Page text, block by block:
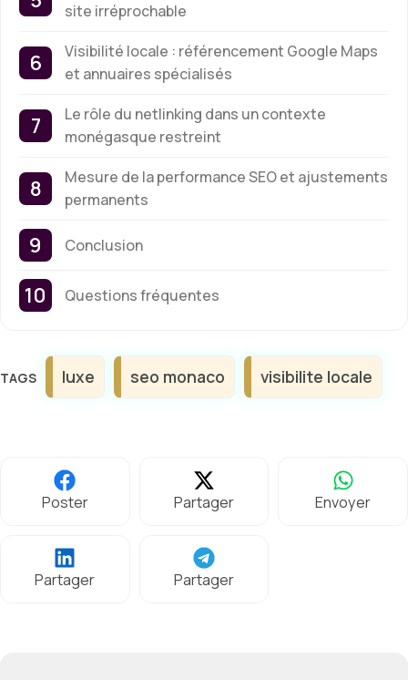
site irréprochable
Visibilité locale : référencement Google Maps
et annuaires spécialisés
Le rôle du netlinking dans un contexte
monégasque restreint
Mesure de la performance SEO et ajustements
permanents
Conclusion
Questions fréquentes
Étiquettes
luxe seo monaco visibilite locale
Poster Partager Envoyer
Partager Partager